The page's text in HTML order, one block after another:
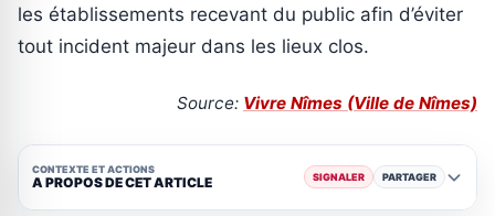
les établissements recevant du public afin d’éviter
tout incident majeur dans les lieux clos.
Source: Vivre Nîmes (Ville de Nîmes)
CONTEXTE ET ACTIONS
A PROPOS DE CET ARTICLE SIGNALER PARTAGER